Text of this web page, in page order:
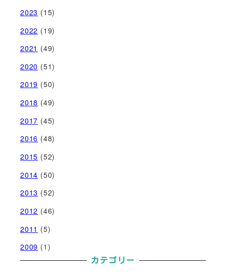
2023 (15)
2022 (19)
2021 (49)
2020 (51)
2019 (50)
2018 (49)
2017 (45)
2016 (48)
2015 (52)
2014 (50)
2013 (52)
2012 (46)
2011 (5)
2009 (1)
カテゴリー